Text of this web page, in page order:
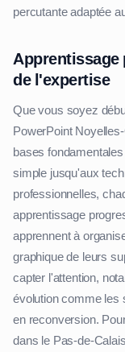
percutante adaptée
Apprentissage
de l'expertise
Que vous soyez
PowerPoint
bases
simple jusqu'aux
professionnelles,
apprentissage
apprennent à
graphique de leurs
capter l'attention,
évolution comme les
en reconversion.
dans le Pas-de-